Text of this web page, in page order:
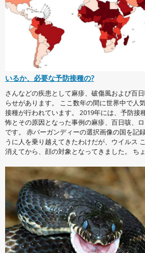
いるか、必要な予防接種の?
さんなどの疾患として麻疹、破傷風および百
らせがあります。 ここ数年の間に世界中で人
接種が行われています。 2019年には、予防接
怖とその原因となった事例の麻疹、百日咳、
です。 赤バーガンディーの選択画像の国を記
うに人を乗り越えてきたわけだが、ウイルス
消えてから、顔の対象となってきました。 ち